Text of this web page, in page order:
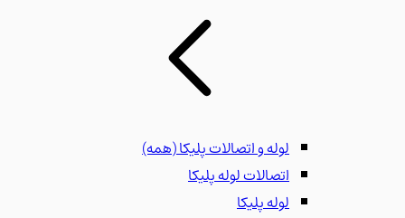
لوله و اتصالات پلیکا(همه)
اتصالات لوله پلیکا
لوله پلیکا